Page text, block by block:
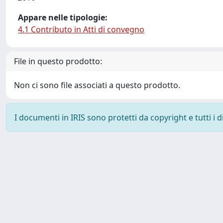
Appare nelle tipologie:
4.1 Contributo in Atti di convegno
File in questo prodotto:
Non ci sono file associati a questo prodotto.
I documenti in IRIS sono protetti da copyright e tutti i